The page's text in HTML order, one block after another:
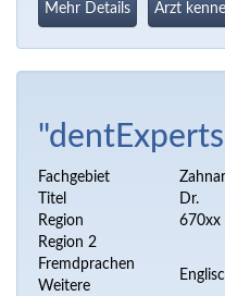
Mehr Details Arzt
Fachgebiet
Titel
Dr.
Region
670xx
Region 2
Fremdprachen
Weitere